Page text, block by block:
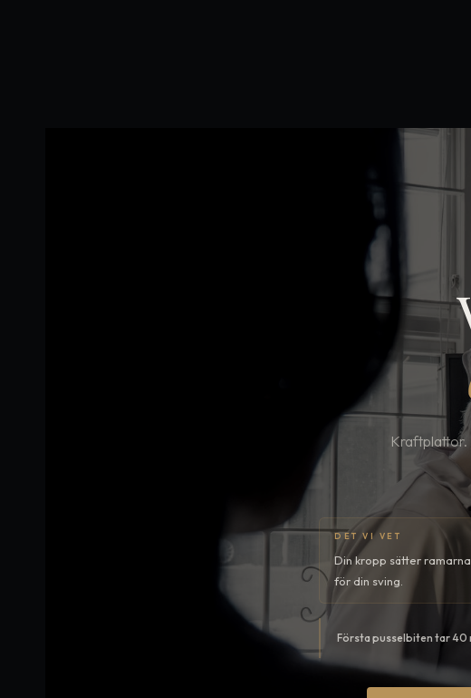
Kraftplattor.
DET VI VET
Din kropp sätter ramarna
för din sving.
Första pusselbiten tar 40